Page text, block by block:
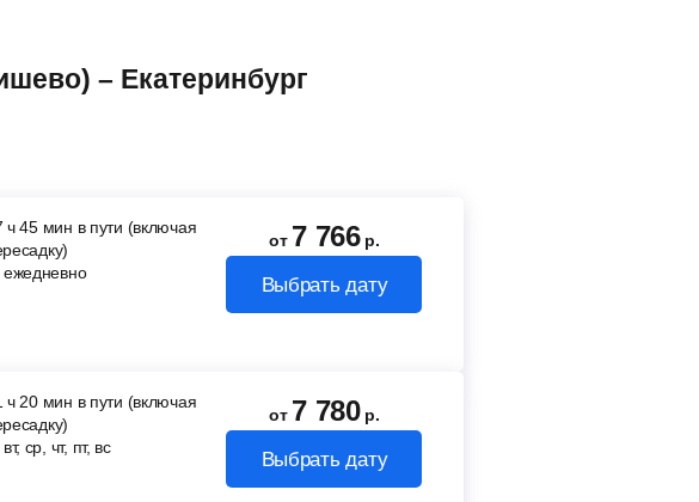
– Екатеринбург
ч 45 мин в пути (включая
ежедневно
от 7 766 р.
Выбрать дату
ч 20 мин в пути (включая
вт, ср, чт, пт, вс
от 7 780 р.
Выбрать дату